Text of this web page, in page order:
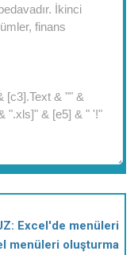
Excel'de menüleri
menüleri oluşturma